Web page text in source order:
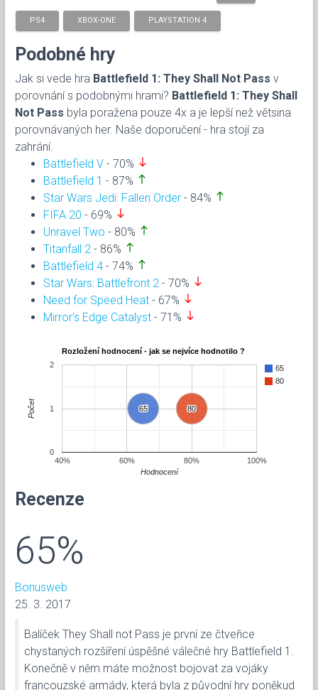
PS4 XBOX-ONE PLAYSTATION 4
Podobné hry
Jak si vede hra Battlefield 1: They Shall Not Pass v
porovnání s podobnými hrami? Battlefield 1: They Shall
Not Pass byla poražena pouze 4x a je lepší než větsina
porovnávaných her. Naše doporučení - hra stojí za
zahrání.
Battlefield V - 70% south
Battlefield 1 - 87% north
Star Wars Jedi: Fallen Order - 84% north
FIFA 20 - 69% south
Unravel Two - 80% north
Titanfall 2 - 86% north
Battlefield 4 - 74% north
Star Wars: Battlefront 2 - 70% south
Need for Speed Heat - 67% south
Mirror's Edge Catalyst - 71% south
Rozložení hodnocení - jak se nejvíce hodnotilo ?
65
80
65
65 80
80
40% 60% 80% 100%
0
1
2
Hodnocení
Počet
Recenze
65%
Bonusweb
25. 3. 2017
Balíček They Shall not Pass je první ze čtveřice
chystaných rozšíření úspěšné válečné hry Battlefield 1.
Konečně v něm máte možnost bojovat za vojáky
francouzské armády, která byla z původní hry poněkud